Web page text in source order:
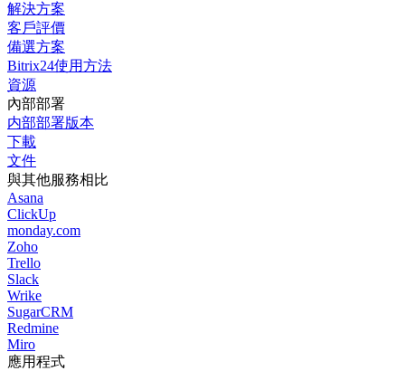
解決方案
客戶評價
備選方案
Bitrix24使用方法
資源
內部部署
内部部署版本
下載
文件
與其他服務相比
Asana
ClickUp
monday.com
Zoho
Trello
Slack
Wrike
SugarCRM
Redmine
Miro
應用程式